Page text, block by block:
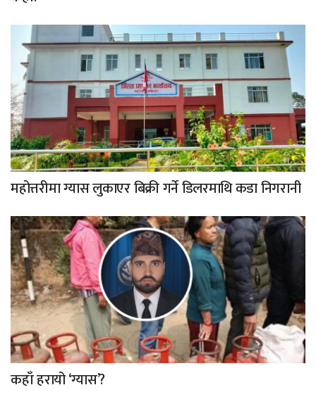
महोत्तरीमा ग्यास लुकाएर बिक्री गर्ने डिलरमाथि कडा निगरानी
कहाँ हरायो ‘ग्यास’?